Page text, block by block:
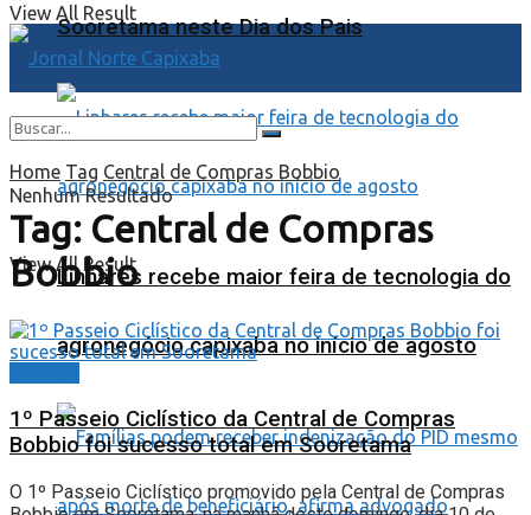
Sooretama neste Dia dos Pais
Linhares recebe maior feira de tecnologia do
agronegócio capixaba no início de agosto
View All Result
Nenhum Resultado
View All Result
Home Tag Central de Compras Bobbio
Tag: Central de Compras
Bobbio
1º Passeio Ciclístico da Central de Compras
Bobbio foi sucesso total em Sooretama
O 1º Passeio Ciclístico promovido pela Central de Compras